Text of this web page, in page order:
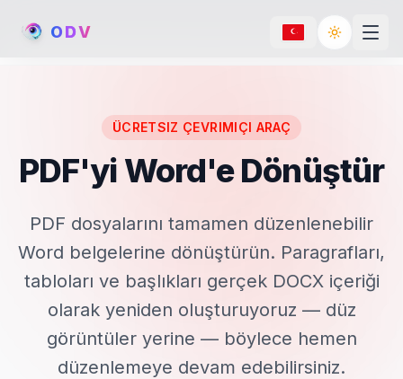
ODV Toggle
ÜCRETSIZ ÇEVRIMIÇI ARAÇ
PDF'yi Word'e Dönüştür
PDF dosyalarını tamamen düzenlenebilir
Word belgelerine dönüştürün. Paragrafları,
tabloları ve başlıkları gerçek DOCX içeriği
olarak yeniden oluşturuyoruz — düz
görüntüler yerine — böylece hemen
düzenlemeye devam edebilirsiniz.